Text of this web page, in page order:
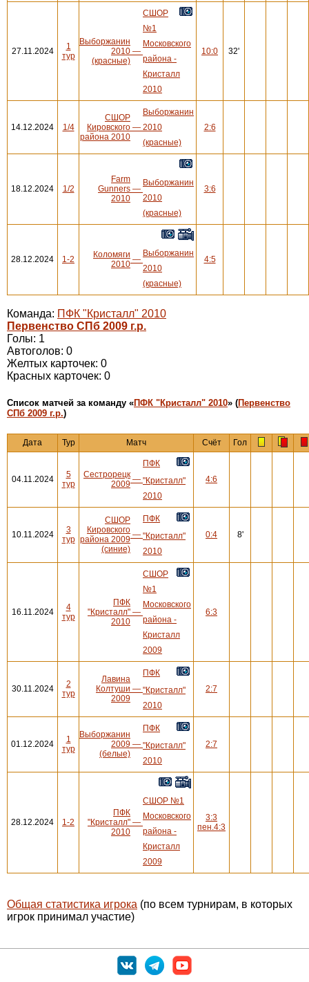
27.11.2024
1
тур
Выборжанин
2010
(красные)
—
СШОР
№1
Московского
района -
Кристалл
2010
10:0 32'
14.12.2024 1/4
СШОР
Кировского
района 2010
—
Выборжанин
2010
(красные)
2:6
18.12.2024 1/2
Farm
Gunners
2010
—
Выборжанин
2010
(красные)
3:6
28.12.2024 1-2
Коломяги
2010 —
Выборжанин
2010
(красные)
4:5
Команда: ПФК "Кристалл" 2010
Первенство СПб 2009 г.р.
Голы: 1
Автоголов: 0
Желтых карточек: 0
Красных карточек: 0
Cписок матчей за команду «ПФК "Кристалл" 2010» (Первенство
СПб 2009 г.р.)
Дата Тур Матч Счёт Гол
04.11.2024
5
тур
Сестрорецк
2009 —
ПФК
"Кристалл"
2010
4:6
10.11.2024
3
тур
СШОР
Кировского
района 2009
(синие)
—
ПФК
"Кристалл"
2010
0:4 8'
16.11.2024
4
тур
ПФК
"Кристалл"
2010
—
СШОР
№1
Московского
района -
Кристалл
2009
6:3
30.11.2024
2
тур
Лавина
Колтуши
2009
—
ПФК
"Кристалл"
2010
2:7
01.12.2024
1
тур
Выборжанин
2009
(белые)
—
ПФК
"Кристалл"
2010
2:7
28.12.2024 1-2
ПФК
"Кристалл"
2010
—
СШОР №1
Московского
района -
Кристалл
2009
3:3
пен.4:3
Общая статистика игрока (по всем турнирам, в которых
игрок принимал участие)